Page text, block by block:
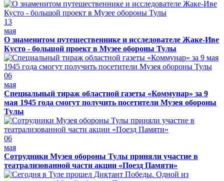
13
мая
О знаменитом путешественнике и исследователе Жаке-Иве
Кусто - большой проект в Музее обороны Тулы
06
мая
Специальный тираж областной газеты «Коммунар» за 9
мая 1945 года смогут получить посетители Музея обороны
Тулы
06
мая
Сотрудники Музея обороны Тулы приняли участие в
театрализованной части акции «Поезд Памяти»